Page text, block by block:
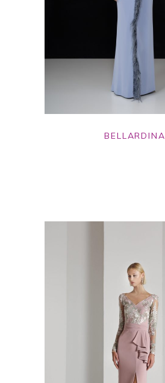
BELLARDINA